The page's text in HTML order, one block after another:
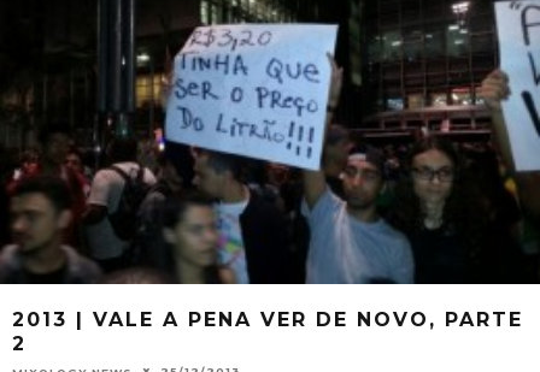
2013 | VALE A PENA VER DE NOVO, PARTE
2